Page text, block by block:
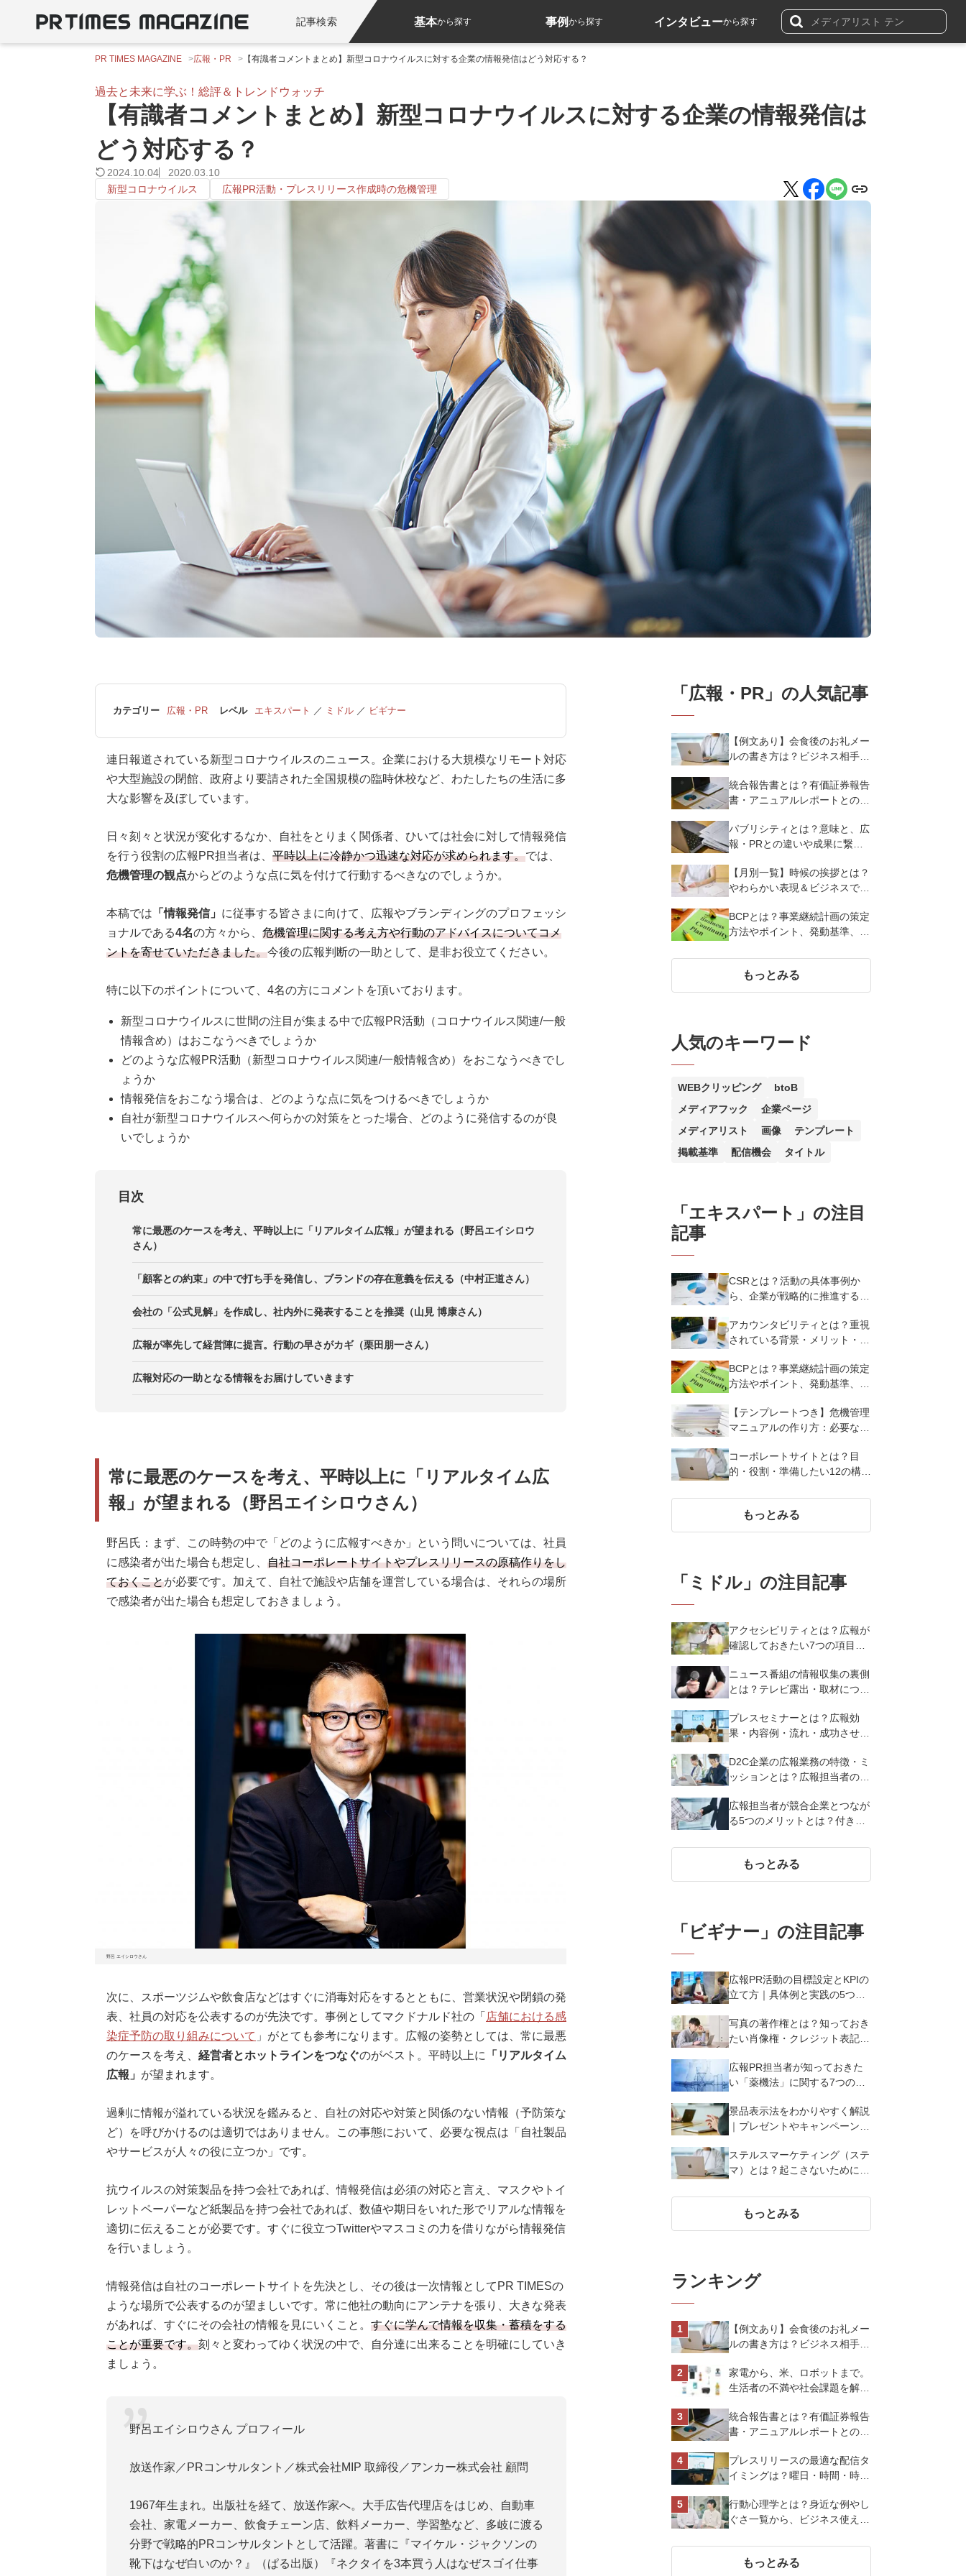
記事検索 基本から探す 事例から探す インタビューから探す
PR TIMES MAGAZINE 広報・PR 【有識者コメントまとめ】新型コロナウイルスに対する企業の情報発信はどう対応する？
過去と未来に学ぶ！総評＆トレンドウォッチ
【有識者コメントまとめ】新型コロナウイルスに対する企業の情報発信は
どう対応する？
2024.10.04
2020.03.10
新型コロナウイルス
広報PR活動・プレスリリース作成時の危機管理
カテゴリー 広報・PR レベル エキスパート ／ ミドル ／ ビギナー
連日報道されている新型コロナウイルスのニュース。企業における大規模なリモート対応
や大型施設の閉館、政府より要請された全国規模の臨時休校など、わたしたちの生活に多
大な影響を及ぼしています。
日々刻々と状況が変化するなか、自社をとりまく関係者、ひいては社会に対して情報発信
を行う役割の広報PR担当者は、 平時以上に冷静かつ迅速な対応が求められます。では、
危機管理の観点からどのような点に気を付けて行動するべきなのでしょうか。
本稿では 「情報発信」 に従事する皆さまに向けて、広報やブランディングのプロフェッシ
ョナルである4名の方々から、 危機管理に関する考え方や行動のアドバイスについてコメ
ントを寄せていただきました。今後の広報判断の一助として、是非お役立てください。
特に以下のポイントについて、4名の方にコメントを頂いております。
新型コロナウイルスに世間の注目が集まる中で広報PR活動（コロナウイルス関連/一般
情報含め）はおこなうべきでしょうか
どのような広報PR活動（新型コロナウイルス関連/一般情報含め）をおこなうべきでし
ょうか
情報発信をおこなう場合は、どのような点に気をつけるべきでしょうか
自社が新型コロナウイルスへ何らかの対策をとった場合、どのように発信するのが良
いでしょうか
目次
常に最悪のケースを考え、平時以上に「リアルタイム広報」が望まれる（野呂エイシロウ
さん）
「顧客との約束」の中で打ち手を発信し、ブランドの存在意義を伝える（中村正道さん）
会社の「公式見解」を作成し、社内外に発表することを推奨（山見 博康さん）
広報が率先して経営陣に提言。行動の早さがカギ（栗田朋一さん）
広報対応の一助となる情報をお届けしていきます
常に最悪のケースを考え、平時以上に「リアルタイム広
報」が望まれる（野呂エイシロウさん）
野呂氏：まず、この時勢の中で「どのように広報すべきか」という問いについては、社員
に感染者が出た場合も想定し、 自社コーポレートサイトやプレスリリースの原稿作りをし
ておくことが必要です。加えて、自社で施設や店舗を運営している場合は、それらの場所
で感染者が出た場合も想定しておきましょう。
野呂 エイシロウさん
次に、スポーツジムや飲食店などはすぐに消毒対応をするとともに、営業状況や閉鎖の発
表、社員の対応を公表するのが先決です。事例としてマクドナルド社の「 店舗における感
染症予防の取り組みについて 」がとても参考になります。広報の姿勢としては、常に最悪
のケースを考え、 経営者とホットラインをつなぐのがベスト。平時以上に
「リアルタイム
広報」 が望まれます。
過剰に情報が溢れている状況を鑑みると、自社の対応や対策と関係のない情報（予防策な
ど）を呼びかけるのは適切ではありません。この事態において、必要な視点は「自社製品
やサービスが人々の役に立つか」です。
抗ウイルスの対策製品を持つ会社であれば、情報発信は必須の対応と言え、マスクやトイ
レットペーパーなど紙製品を持つ会社であれば、数値や期日をいれた形でリアルな情報を
適切に伝えることが必要です。すぐに役立つTwitterやマスコミの力を借りながら情報発信
を行いましょう。
情報発信は自社のコーポレートサイトを先決とし、その後は一次情報としてPR TIMESの
ような場所で公表するのが望ましいです。常に他社の動向にアンテナを張り、大きな発表
があれば、すぐにその会社の情報を見にいくこと。 すぐに学んで情報を収集・蓄積をする
ことが重要です。刻々と変わってゆく状況の中で、自分達に出来ることを明確にしていき
ましょう。
野呂エイシロウさん プロフィール
放送作家／PRコンサルタント／株式会社MIP 取締役／アンカー株式会社 顧問
1967年生まれ。出版社を経て、放送作家へ。大手広告代理店をはじめ、自動車
会社、家電メーカー、飲食チェーン店、飲料メーカー、学習塾など、多岐に渡る
分野で戦略的PRコンサルタントとして活躍。著書に『マイケル・ジャクソンの
靴下はなぜ白いのか？』（ぱる出版）『ネクタイを3本買う人はなぜスゴイ仕事
「広報・PR 」の人気記事
【例文あり】会食後のお礼メー
ルの書き方は？ビジネス相手に
トを解説
統合報告書とは？有価証券報告
書・アニュアルレポートとの違
パブリシティとは？意味と、広
報・PRとの違いや成果に繋げ
【月別一覧】時候の挨拶とは？
やわらかい表現＆ビジネスで使
挨拶・結びの言葉例文を紹介
BCPとは？事業継続計画の策定
方法やポイント、発動基準、リ
もっとみる
人気のキーワード
WEBクリッピング
btoB
メディアフック
企業ページ
メディアリスト
画像
テンプレート
掲載基準
配信機会 タイトル
「エキスパート 」の注目
記事
CSRとは？活動の具体事例か
ら、企業が戦略的に推進する5
アカウンタビリティとは？重視
されている背景・メリット・実
など基礎知識を紹介
BCPとは？事業継続計画の策定
方法やポイント、発動基準、リ
【テンプレートつき】危機管理
マニュアルの作り方：必要な項
つのポイントを解説
コーポレートサイトとは？目
的・役割・準備したい12の構成
もっとみる
「 ミドル 」の注目記事
アクセシビリティとは？広報が
確認しておきたい7つの項目・
ニュース番組の情報収集の裏側
とは？テレビ露出・取材につな
クを解説
プレスセミナーとは？広報効
果・内容例・流れ・成功させる
D2C企業の広報業務の特徴・ミ
ッションとは？広報担当者の役
広報担当者が競合企業とつなが
る5つのメリットとは？付き合
策例を紹介
もっとみる
「ビギナー 」の注目記事
広報PR活動の目標設定とKPIの
立て方｜具体例と実践の5つの
写真の著作権とは？知っておき
たい肖像権・クレジット表記
利を解説
広報PR担当者が知っておきた
い「薬機法」に関する7つのこ
景品表示法をわかりやすく解説
｜プレゼントやキャンペーン実
おくべき7つのポイント【事例
あり】
ステルスマーケティング（ステ
マ）とは？起こさないために広
知識
もっとみる
ランキング
【例文あり】会食後のお礼メー
ルの書き方は？ビジネス相手に
トを解説
家電から、米、ロボットまで。
生活者の不満や社会課題を解決
スオーヤマ株式会社
統合報告書とは？有価証券報告
書・アニュアルレポートとの違
プレスリリースの最適な配信タ
イミングは？曜日・時間・時期
化させよう
行動心理学とは？身近な例やし
ぐさ一覧から、ビジネス使える
もっとみる